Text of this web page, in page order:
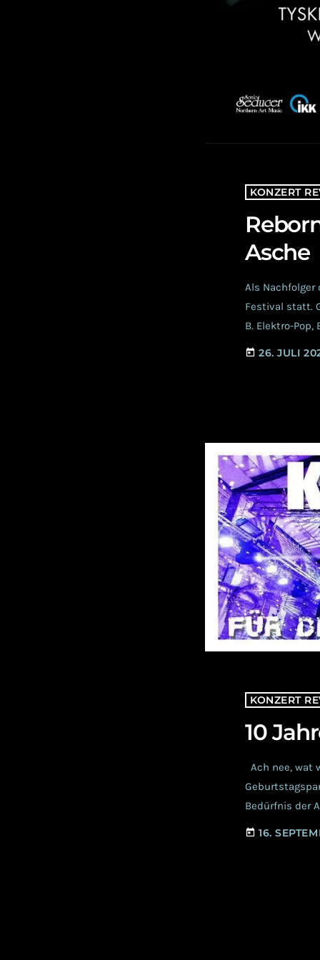
KONZERT
Asche
Als Nachfolger
Festival statt.
B. Elektro-
today 26. JULI
KONZERT
10
Ach nee, wat
Bedürfnis der
Oberhausen
today 16.